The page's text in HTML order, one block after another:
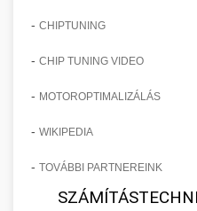
- CHIPTUNING
- CHIP TUNING VIDEO
- MOTOROPTIMALIZÁLÁS
- WIKIPEDIA
- TOVÁBBI PARTNEREINK